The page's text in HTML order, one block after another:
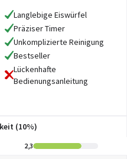
Langlebige Eiswürfel
Präziser Timer
Unkomplizierte Reinigung
Bestseller
Lückenhafte
Bedienungsanleitung
(10%)
2,3